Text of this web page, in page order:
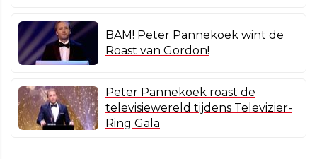
BAM! Peter Pannekoek wint de
Roast van Gordon!
Peter Pannekoek roast de
televisiewereld tijdens Televizier-
Ring Gala